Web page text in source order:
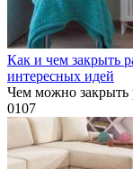
Как и чем закрыть
интересных идей
Чем можно закрыть
0107